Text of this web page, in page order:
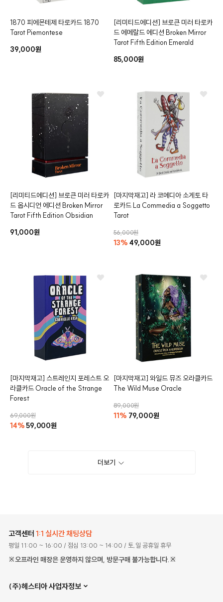
카드
1870 피에몬테제 타로카드 1870
Tarot Piemontese
39,000원
[리미티드에디션] 브로큰 미러 타로카
드 에메랄드 에디션 Broken Mirror
Tarot Fifth Edition Emerald
85,000원
[리미티드에디션] 브로큰 미러 타로카
드 옵시디언 에디션 Broken Mirror
Tarot Fifth Edition Obsidian
91,000원
[마지막재고] 라 코메디아 소게토 타
로카드 La Commedia a Soggetto
Tarot
56,000원
13% 49,000원
[마지막재고] 스트레인지 포레스트 오
라클카드 Oracle of the Strange
Forest
69,000원
14%59,000원
[마지막재고] 와일드 뮤즈 오라클카드
The Wild Muse Oracle
89,000원
11% 79,000원
더보기
고객센터 1:1 실시간 채팅상담
평일 11:00 ~ 16:00 / 점심 13:00 ~ 14:00 / 토,일 공휴일 휴무
※오프라인 매장은 운영하지 않으며, 방문구매 불가능합니다.※
(주)헤스티아 사업자정보